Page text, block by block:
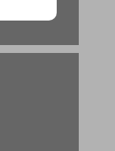
יחידה 5 עברית היא שפה עתיקה ... 20